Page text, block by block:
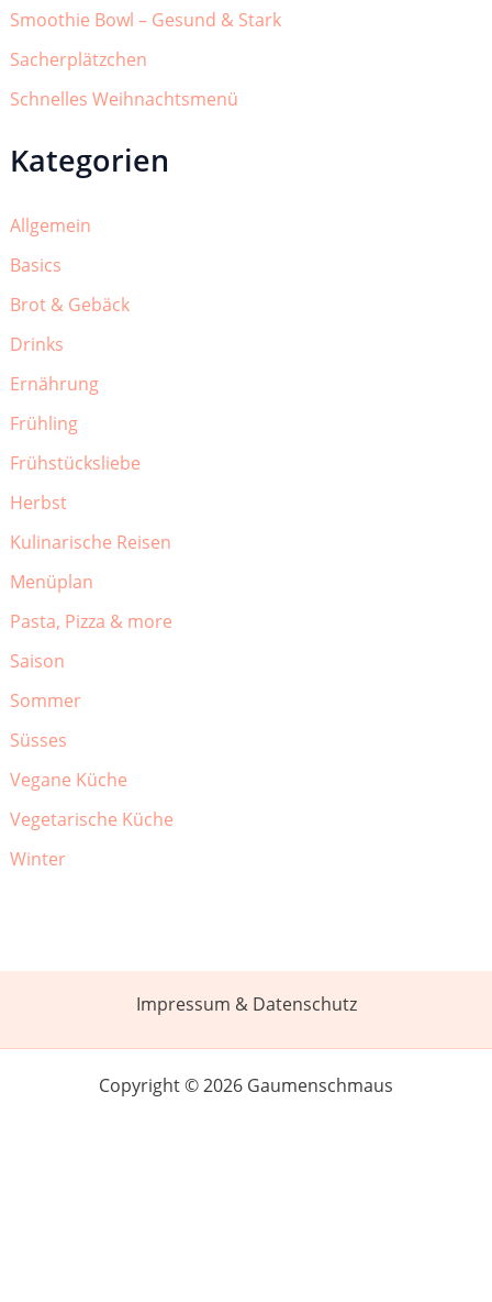
Smoothie Bowl – Gesund & Stark
Sacherplätzchen
Schnelles Weihnachtsmenü
Kategorien
Allgemein
Basics
Brot & Gebäck
Drinks
Ernährung
Frühling
Frühstücksliebe
Herbst
Kulinarische Reisen
Menüplan
Pasta, Pizza & more
Saison
Sommer
Süsses
Vegane Küche
Vegetarische Küche
Winter
Impressum & Datenschutz
Copyright © 2026 Gaumenschmaus